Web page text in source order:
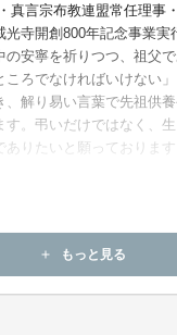
真言宗布教連盟常任理事
寺開創800年記念事業実
の安寧を祈りつつ、祖父
ころでなければいけない
、解り易い言葉で先祖供
す。弔いだけではなく、
りたいと願っております
add もっと見る